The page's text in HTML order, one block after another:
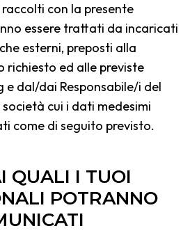
con la presente
essere trattati da incaricati
esterni, preposti alla
richiesto ed alle previste
dal/dai Responsabile/i del
cui i dati medesimi
come di seguito previsto.
QUALI I TUOI
POTRANNO